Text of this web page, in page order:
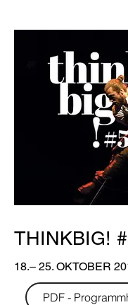
THINKBIG!
18.– 25. OKTOBER
PDF -